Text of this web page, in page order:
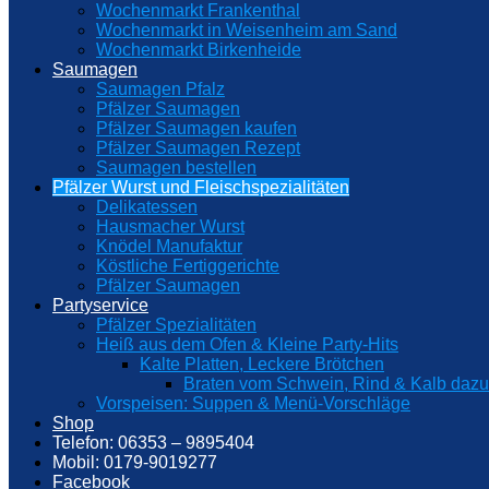
Wochenmarkt Frankenthal
Wochenmarkt in Weisenheim am Sand
Wochenmarkt Birkenheide
Saumagen
Saumagen Pfalz
Pfälzer Saumagen
Pfälzer Saumagen kaufen
Pfälzer Saumagen Rezept
Saumagen bestellen
Pfälzer Wurst und Fleischspezialitäten
Delikatessen
Hausmacher Wurst
Knödel Manufaktur
Köstliche Fertiggerichte
Pfälzer Saumagen
Partyservice
Pfälzer Spezialitäten
Heiß aus dem Ofen & Kleine Party-Hits
Kalte Platten, Leckere Brötchen
Braten vom Schwein, Rind & Kalb
Vorspeisen: Suppen & Menü-Vorschläge
Shop
Telefon: 06353 – 9895404
Mobil: 0179-9019277
Facebook